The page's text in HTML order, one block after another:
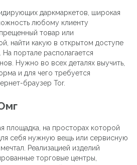
даркмаркетов, широкая
любому клиенту
товар или
найти какую в открытом доступе
На портале располагается
Нужно во всех деталях выучить,
и для чего требуется
браузер Tor.
площадка, на просторах которой
себя нужную вещь или сервисную
Реализацией изделий
торговые центры,